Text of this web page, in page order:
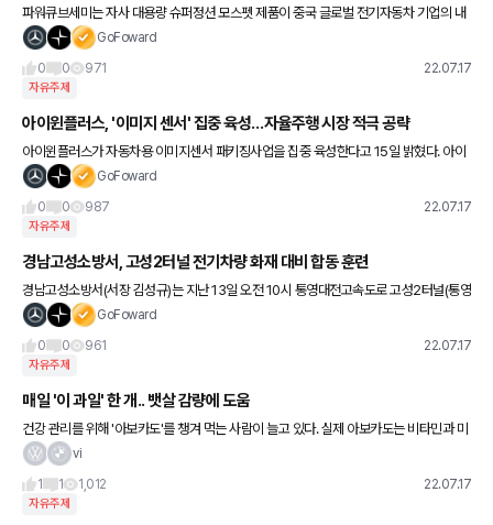
파워큐브세미는 자사 대용량 슈퍼정션 모스펫 제품이 중국 글로벌 전기자동차 기업의 내
장용 완속 충전기에 적용, 판매되고 있다고 밝혔다. 파워큐브세미는 최근 각광받고 있는
GoFoward
0
0 971 22.07.17
자유주제
아이윈플러스, '이미지 센서' 집중 육성…자율주행 시장 적극 공략
아이윈플러스가 자동차용 이미지센서 패키징사업을 집중 육성한다고 15일 밝혔다. 아이
윈플러스는 자율주행차의 핵심 부품인 차량용 이미지센서가 향후 전기자동차 및 내연기
GoFoward
0
0 987 22.07.17
자유주제
경남고성소방서, 고성2터널 전기차량 화재 대비 합동 훈련
경남고성소방서(서장 김성규)는 지난 13일 오전 10시 통영대전고속도로 고성2터널(통영
방향)에서 전기차량 화재 발생에 대비해 도로공사 고성지사와 합동 소방훈련을 실시했다
GoFoward
0
0 961 22.07.17
자유주제
매일 '이 과일' 한 개.. 뱃살 감량에 도움
건강 관리를 위해 '아보카도'를 챙겨 먹는 사람이 늘고 있다. 실제 아보카도는 비타민과 미
네랄이 풍부하게 함유된 '건강 과일'이다. 아보카도의 건강 효과를 입증한 다양한 연구 결
vi
1
1 1,012 22.07.17
자유주제